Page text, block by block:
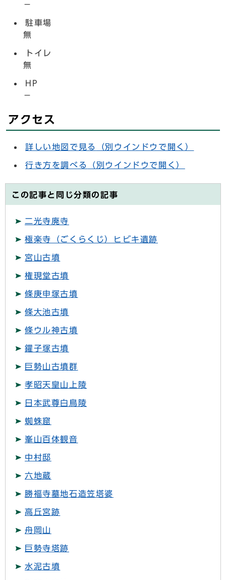
－
駐車場
無
トイレ
無
HP
－
アクセス
詳しい地図で見る （別ウインドウで開く）
行き方を調べる （別ウインドウで開く）
この記事と同じ分類の記事
二光寺廃寺
極楽寺（ごくらくじ）ヒビキ遺跡
宮山古墳
権現堂古墳
條庚申塚古墳
條大池古墳
條ウル神古墳
鑵子塚古墳
巨勢山古墳群
孝昭天皇山上陵
日本武尊白鳥陵
蜘蛛窟
峯山百体観音
中村邸
六地蔵
勝福寺墓地石造笠塔婆
高丘宮跡
舟岡山
巨勢寺塔跡
水泥古墳